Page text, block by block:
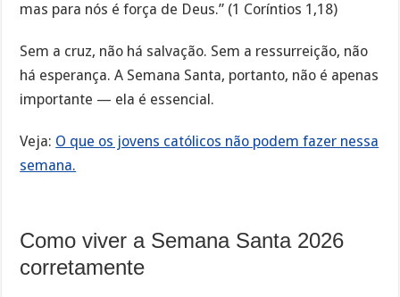
mas para nós é força de Deus.” (1 Coríntios 1,18)
Sem a cruz, não há salvação. Sem a ressurreição, não
há esperança. A Semana Santa, portanto, não é apenas
importante — ela é essencial.
Veja: O que os jovens católicos não podem fazer nessa
semana.
Como viver a Semana Santa 2026
corretamente